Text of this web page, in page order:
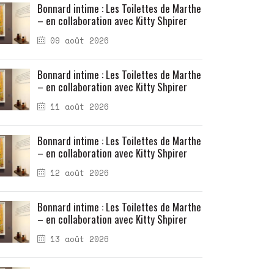
09 août 2026
Bonnard intime : Les Toilettes de Marthe
– en collaboration avec Kitty Shpirer
11 août 2026
Bonnard intime : Les Toilettes de Marthe
– en collaboration avec Kitty Shpirer
12 août 2026
Bonnard intime : Les Toilettes de Marthe
– en collaboration avec Kitty Shpirer
13 août 2026
Bonnard intime : Les Toilettes de Marthe
– en collaboration avec Kitty Shpirer